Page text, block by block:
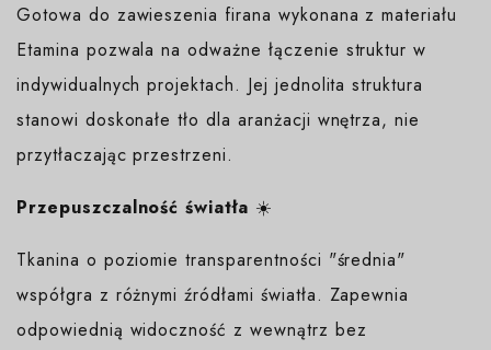
Gotowa do zawieszenia firana wykonana z materiału
Etamina pozwala na odważne łączenie struktur w
indywidualnych projektach. Jej jednolita struktura
stanowi doskonałe tło dla aranżacji wnętrza, nie
przytłaczając przestrzeni.
Przepuszczalność światła ☀️
Tkanina o poziomie transparentności "średnia"
współgra z różnymi źródłami światła. Zapewnia
odpowiednią widoczność z wewnątrz bez